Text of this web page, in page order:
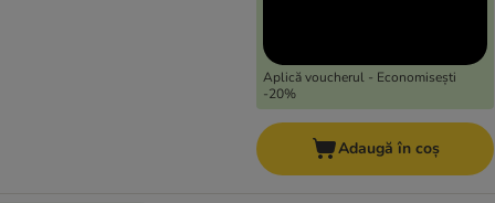
Aplică voucherul - Economisești
-20%
Adaugă în coș